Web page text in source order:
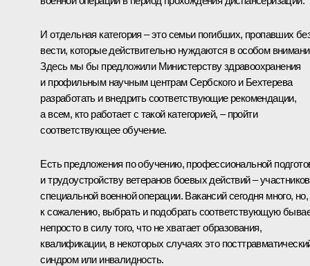
И отдельная категория – это семьи погибших, пропавших
вести, которые действительно нуждаются в особом
Здесь мы бы предложили Министерству здравоохранения
и профильным научным центрам Сербского и Бехтерева
разработать и внедрить соответствующие рекомендации,
а всем, кто работает с такой категорией, – пройти
соответствующее обучение.
Есть предложения по обучению, профессиональной
и трудоустройству ветеранов боевых действий – участников
специальной военной операции. Вакансий сегодня много, но,
к сожалению, выбрать и подобрать соответствующую
непросто в силу того, что не хватает образования,
квалификации, в некоторых случаях это
синдром или инвалидность.